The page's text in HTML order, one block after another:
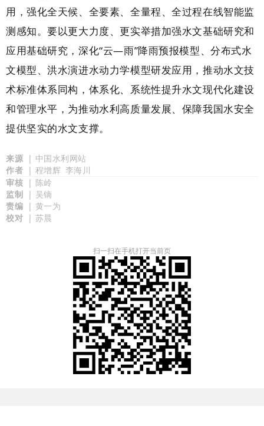
用，强化全天候、全要素、全量程、全过程在线智能监
测感知。要以更大力度、更实举措加强水文基础研究和
应用基础研究，深化“云—雨”降雨预报模型、分布式水
文模型、洪水演进水动力学模型研发应用 ， 推动水文技
术标准体系同构， 体系化、系统性提升水文现代化建设
和管理水平，为推动水利高质量发展、保障我国水安全
提供坚实的水文支撑。
来源 | 中国水利网站
作者 | 程增辉 李海川
审核 | 陈岭
监制
| 吴镝
责编 | 黄一为
校对 | 苏晨
扫一扫在手机打开当前页